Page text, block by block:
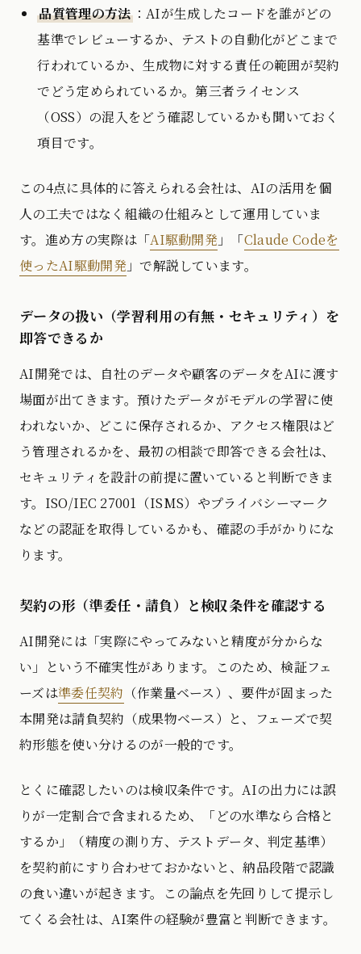
品質管理の方法：AIが生成したコードを誰がどの
基準でレビューするか、テストの自動化がどこまで
行われているか、生成物に対する責任の範囲が契約
でどう定められているか。第三者ライセンス
（OSS）の混入をどう確認しているかも聞いておく
項目です。
この4点に具体的に答えられる会社は、AIの活用を個
人の工夫ではなく組織の仕組みとして運用していま
す。進め方の実際は「AI駆動開発 」「Claude Codeを
使ったAI駆動開発」で解説しています。
データの扱い（学習利用の有無・セキュリティ）を
即答できるか
AI開発では、自社のデータや顧客のデータをAIに渡す
場面が出てきます。預けたデータがモデルの学習に使
われないか、どこに保存されるか、アクセス権限はど
う管理されるかを、最初の相談で即答できる会社は、
セキュリティを設計の前提に置いていると判断できま
す。ISO/IEC 27001（ISMS）やプライバシーマーク
などの認証を取得しているかも、確認の手がかりにな
ります。
契約の形（準委任・請負）と検収条件を確認する
AI開発には「実際にやってみないと精度が分からな
い」という不確実性があります。このため、検証フェ
ーズは準委任契約 （作業量ベース）、要件が固まった
本開発は請負契約（成果物ベース）と、フェーズで契
約形態を使い分けるのが一般的です。
とくに確認したいのは検収条件です。AIの出力には誤
りが一定割合で含まれるため、「どの水準なら合格と
するか」（精度の測り方、テストデータ、判定基準）
を契約前にすり合わせておかないと、納品段階で認識
の食い違いが起きます。この論点を先回りして提示し
てくる会社は、AI案件の経験が豊富と判断できます。